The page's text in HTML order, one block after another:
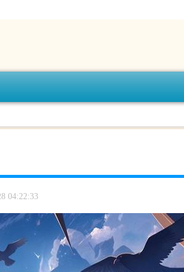
04:22:33